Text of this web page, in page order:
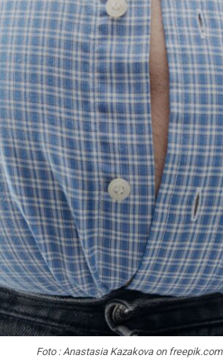
Foto : Anastasia Kazakova on freepik.com